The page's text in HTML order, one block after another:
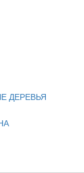
ДЕРЕВЬЯ